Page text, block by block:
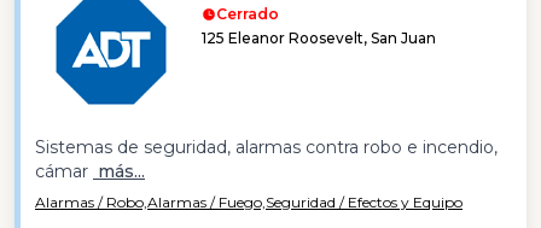
Cerrado
125 Eleanor Roosevelt, San Juan
Sistemas de seguridad, alarmas contra robo e incendio,
cámar más...
Alarmas / Robo,Alarmas / Fuego,Seguridad / Efectos y Equipo